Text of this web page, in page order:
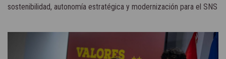
sostenibilidad, autonomía estratégica y modernización para el SNS